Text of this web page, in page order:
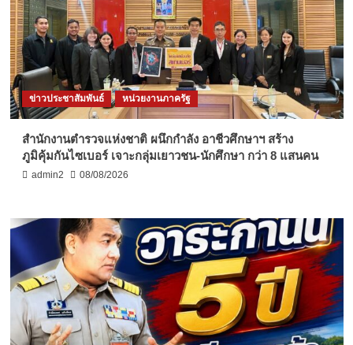
ข่าวประชาสัมพันธ์ หน่วยงานภาครัฐ
สำนักงานตำรวจแห่งชาติ ผนึกกำลัง อาชีวศึกษาฯ สร้าง
ภูมิคุ้มกันไซเบอร์ เจาะกลุ่มเยาวชน-นักศึกษา กว่า 8 แสนคน
admin2 08/08/2026